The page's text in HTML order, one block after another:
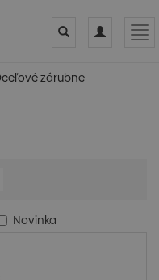
Toggle
Toggle
zárubne
Novinka